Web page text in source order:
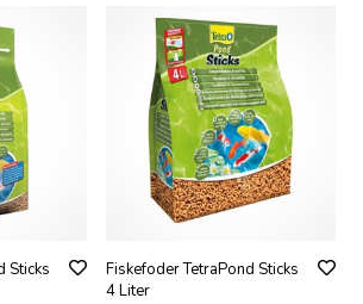
Sticks
Fiskefoder TetraPond Sticks
4 Liter